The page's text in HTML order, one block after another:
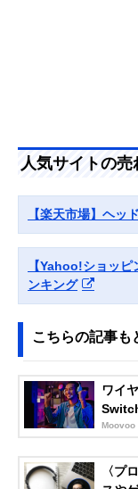
Amazonで見る
ワ
テ
人気サイトの
【楽天市場】ヘッ
【Yahoo!ショッ
ンキング
こちらの記事も
ワイ
Moovoo
〈プ